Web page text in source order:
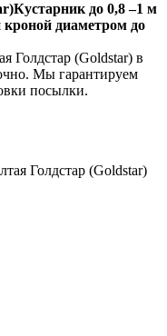
до 0,8 –1 м
диаметром до
Голдстар (Goldstar) в
Мы гарантируем
посылки.
Голдстар (Goldstar)